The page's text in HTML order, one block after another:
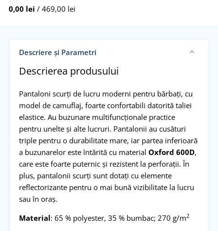
0,00 lei / 469,00 lei
Descriere și Parametri
Descrierea produsului
Pantaloni scurți de lucru moderni pentru bărbați, cu
model de camuflaj, foarte confortabili datorită taliei
elastice. Au buzunare multifuncționale practice
pentru unelte și alte lucruri. Pantalonii au cusături
triple pentru o durabilitate mare, iar partea inferioară
a buzunarelor este întărită cu material Oxford 600D,
care este foarte puternic și rezistent la perforații. În
plus, pantalonii scurți sunt dotați cu elemente
reflectorizante pentru o mai bună vizibilitate la lucru
sau în oraș.
Material: 65 % polyester, 35 % bumbac; 270 g/m2